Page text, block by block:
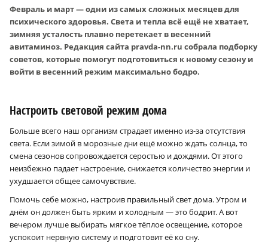
Февраль и март — одни из самых сложных месяцев для
психического здоровья. Света и тепла всё ещё не хватает,
зимняя усталость плавно перетекает в весенний
авитаминоз. Редакция сайта pravda-nn.ru собрала подборку
советов, которые помогут подготовиться к новому сезону и
войти в весенний режим максимально бодро.
Настроить световой режим дома
Больше всего наш организм страдает именно из-за отсутствия
света. Если зимой в морозные дни ещё можно ждать солнца, то
смена сезонов сопровождается серостью и дождями. От этого
неизбежно падает настроение, снижается количество энергии и
ухудшается общее самочувствие.
Помочь себе можно, настроив правильный свет дома. Утром и
днём он должен быть ярким и холодным — это бодрит. А вот
вечером лучше выбирать мягкое тёплое освещение, которое
успокоит нервную систему и подготовит её ко сну.